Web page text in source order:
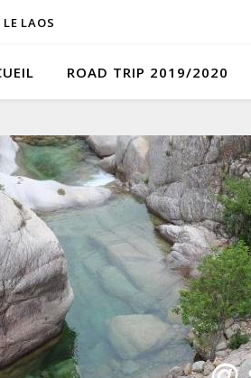
LE LAOS
ROAD TRIP 2019/2020